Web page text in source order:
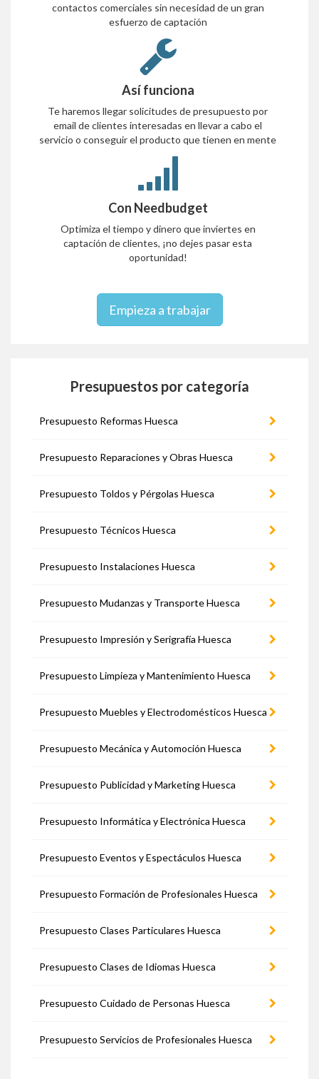
contactos comerciales sin necesidad de un gran
esfuerzo de captación
Así funciona
Te haremos llegar solicitudes de presupuesto por
email de clientes interesadas en llevar a cabo el
servicio o conseguir el producto que tienen en mente
Con Needbudget
Optimiza el tiempo y dinero que inviertes en
captación de clientes, ¡no dejes pasar esta
oportunidad!
Empieza a trabajar
Presupuestos por categoría
Presupuesto Reformas Huesca
Presupuesto Reparaciones y Obras Huesca
Presupuesto Toldos y Pérgolas Huesca
Presupuesto Técnicos Huesca
Presupuesto Instalaciones Huesca
Presupuesto Mudanzas y Transporte Huesca
Presupuesto Impresión y Serigrafía Huesca
Presupuesto Limpieza y Mantenimiento Huesca
Presupuesto Muebles y Electrodomésticos Huesca
Presupuesto Mecánica y Automoción Huesca
Presupuesto Publicidad y Marketing Huesca
Presupuesto Informática y Electrónica Huesca
Presupuesto Eventos y Espectáculos Huesca
Presupuesto Formación de Profesionales Huesca
Presupuesto Clases Particulares Huesca
Presupuesto Clases de Idiomas Huesca
Presupuesto Cuidado de Personas Huesca
Presupuesto Servicios de Profesionales Huesca